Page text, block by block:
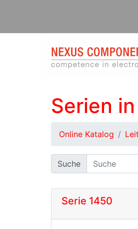
Serien
Online Katalog
Suche
Serie 1450